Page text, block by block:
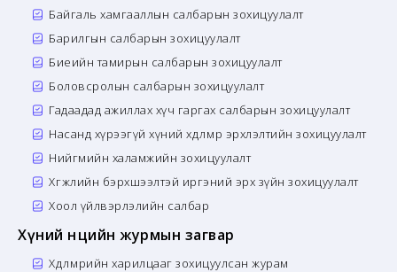
Байгаль хамгааллын салбарын зохицуулалт
Барилгын салбарын зохицуулалт
Биеийн тамирын салбарын зохицуулалт
Боловсролын салбарын зохицуулалт
Гадаадад ажиллах хүч гаргах салбарын зохицуулалт
Насанд хүрээгүй хүний хөдөлмөр эрхлэлтийн зохицуулалт
Нийгмийн халамжийн зохицуулалт
Хөгжлийн бэрхшээлтэй иргэний эрх зүйн зохицуулалт
Хоол үйлвэрлэлийн салбар
Хүний нөөцийн журмын загвар
Хөдөлмөрийн харилцааг зохицуулсан журам